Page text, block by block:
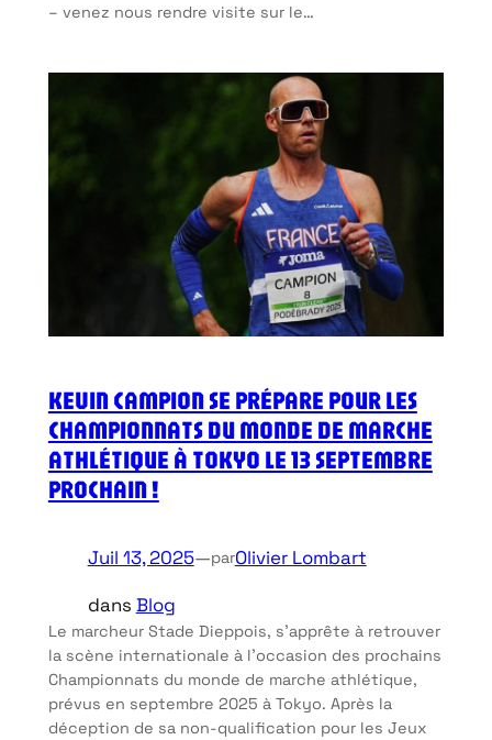
– venez nous rendre visite sur le…
KEVIN CAMPION SE PRÉPARE POUR LES
CHAMPIONNATS DU MONDE DE MARCHE
ATHLÉTIQUE À TOKYO LE 13 SEPTEMBRE
PROCHAIN !
Juil 13, 2025—parOlivier Lombart
dans Blog
Le marcheur Stade Dieppois, s’apprête à retrouver
la scène internationale à l’occasion des prochains
Championnats du monde de marche athlétique,
prévus en septembre 2025 à Tokyo. Après la
déception de sa non-qualification pour les Jeux